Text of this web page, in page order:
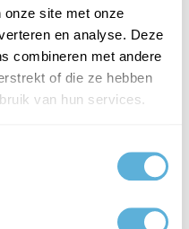
onze site met onze
en analyse. Deze
combineren met andere
of die ze hebben
van hun services.
in verband met de veiligheid.
de grond. Klik hiervoor meer
serre of carport. Ook geldt